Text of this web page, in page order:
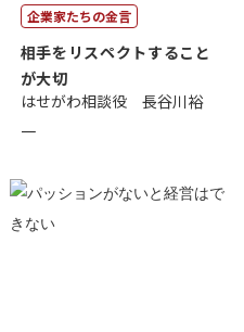
企業家たちの金言
相手をリスペクトすること
が大切
はせがわ相談役 長谷川裕
一